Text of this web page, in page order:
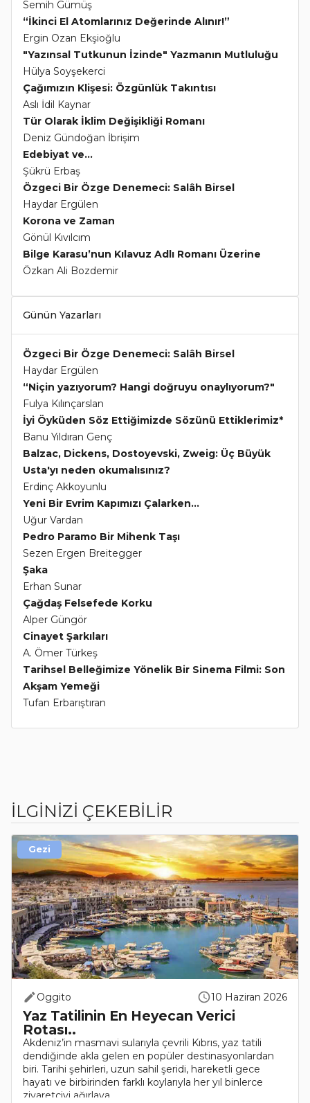
Semih Gümüş
“İkinci El Atomlarınız Değerinde Alınır!”
Ergin Ozan Ekşioğlu
"Yazınsal Tutkunun İzinde" Yazmanın Mutluluğu
Hülya Soyşekerci
Çağımızın Klişesi: Özgünlük Takıntısı
Aslı İdil Kaynar
Tür Olarak İklim Değişikliği Romanı
Deniz Gündoğan İbrişim
Edebiyat ve...
Şükrü Erbaş
Özgeci Bir Özge Denemeci: Salâh Birsel
Haydar Ergülen
Korona ve Zaman
Gönül Kıvılcım
Bilge Karasu’nun Kılavuz Adlı Romanı Üzerine
Özkan Ali Bozdemir
Günün Yazarları
Özgeci Bir Özge Denemeci: Salâh Birsel
Haydar Ergülen
“Niçin yazıyorum? Hangi doğruyu onaylıyorum?"
Fulya Kılınçarslan
İyi Öyküden Söz Ettiğimizde Sözünü Ettiklerimiz*
Banu Yıldıran Genç
Balzac, Dickens, Dostoyevski, Zweig: Üç Büyük
Usta'yı neden okumalısınız?
Erdinç Akkoyunlu
Yeni Bir Evrim Kapımızı Çalarken...
Uğur Vardan
Pedro Paramo Bir Mihenk Taşı
Sezen Ergen Breitegger
Şaka
Erhan Sunar
Çağdaş Felsefede Korku
Alper Güngör
Cinayet Şarkıları
A. Ömer Türkeş
Tarihsel Belleğimize Yönelik Bir Sinema Filmi: Son
Akşam Yemeği
Tufan Erbarıştıran
İLGİNİZİ ÇEKEBİLİR
Oggito 10 Haziran 2026
Yaz Tatilinin En Heyecan Verici
Rotası..
Akdeniz’in masmavi sularıyla çevrili Kıbrıs, yaz tatili
dendiğinde akla gelen en popüler destinasyonlardan
biri. Tarihi şehirleri, uzun sahil şeridi, hareketli gece
hayatı ve birbirinden farklı koylarıyla her yıl binlerce
ziyaretçiyi ağırlaya..
Gezi